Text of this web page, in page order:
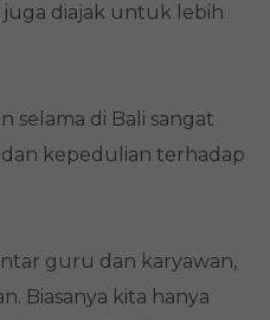
juga diajak untuk lebih
selama di Bali sangat
kepedulian terhadap
guru dan karyawan,
Biasanya kita hanya